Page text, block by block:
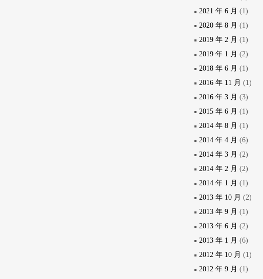
2021 年 6 月 (1)
2020 年 8 月 (1)
2019 年 2 月 (1)
2019 年 1 月 (2)
2018 年 6 月 (1)
2016 年 11 月 (1)
2016 年 3 月 (3)
2015 年 6 月 (1)
2014 年 8 月 (1)
2014 年 4 月 (6)
2014 年 3 月 (2)
2014 年 2 月 (2)
2014 年 1 月 (1)
2013 年 10 月 (2)
2013 年 9 月 (1)
2013 年 6 月 (2)
2013 年 1 月 (6)
2012 年 10 月 (1)
2012 年 9 月 (1)